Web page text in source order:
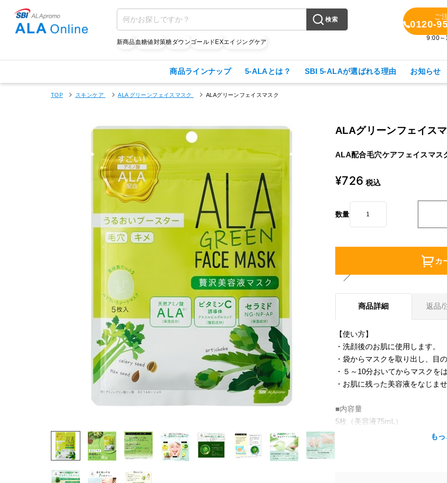
検索
新商品血糖値対策糖ダウンゴールドEXエイジングケア
ご
0120-
9:00～
商品ラインナップ 5-ALAとは？ SBI 5-ALAが選ばれる理由 お知らせ
TOP スキンケア ALA グリーンフェイスマスク ALAグリーンフェイスマスク
ALAグリーンフェイス
ALA配合毛穴ケアフェイスマス
¥726 税込
数量
カ
商品詳細 返品/
【使い方】
・洗顔後のお肌に使用します。
・袋からマスクを取り出し、目
・５～10分おいてからマスクを
・お肌に残った美容液をなじま
■内容量
5枚（美容液75mL）
も